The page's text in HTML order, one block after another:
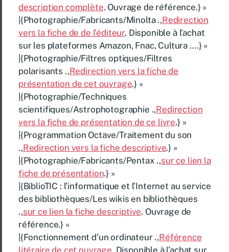
description complète. Ouvrage de référence.} »
|{Photographie/Fabricants/Minolta .,Redirection
vers la fiche de de l’éditeur. Disponible à l’achat
sur les plateformes Amazon, Fnac, Cultura ….} »
|{Photographie/Filtres optiques/Filtres
polarisants .,Redirection vers la fiche de
présentation de cet ouvrage.} »
|{Photographie/Techniques
scientifiques/Astrophotographie .,Redirection
vers la fiche de présentation de ce livre.} »
|{Programmation Octave/Traitement du son
.,Redirection vers la fiche descriptive.} »
|{Photographie/Fabricants/Pentax .,sur ce lien la
fiche de présentation.} »
|{BiblioTIC : l’informatique et l’Internet au service
des bibliothèques/Les wikis en bibliothèques
.,sur ce lien la fiche descriptive. Ouvrage de
référence.} »
|{Fonctionnement d’un ordinateur .,Référence
litéraire de cet ouvrage. Disponible à l’achat sur